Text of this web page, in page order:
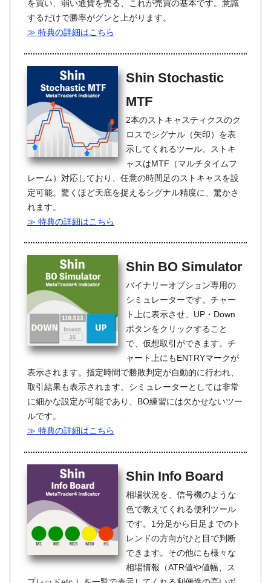
を買い、弱い通貨を売る、これが売買の基本です。意識
するだけで勝率がグンと上がります。
≫ 特典の詳細はこちら
Shin Stochastic
MTF
2本のストキャスティクスのク
ロスでシグナル（矢印）を表
示してくれるツール。ストキ
ャスはMTF（マルチタイムフ
レーム）対応しており、任意の時間足のストキャスを設
定可能。驚くほど天底を捉えるシグナル精度に、驚かさ
れます。
≫ 特典の詳細はこちら
Shin BO Simulator
バイナリーオプション専用の
シミュレーターです。チャー
ト上に表示させ、UP・Down
ボタンをクリックすること
で、仮想取引ができます。チ
ャート上にもENTRYマークが
表示されます。指定時間で勝敗判定が自動的に行われ、
取引結果も表示されます。シミュレーターとしては非常
に細かな設定が可能であり、BO練習には欠かせないツー
ルです。
≫ 特典の詳細はこちら
Shin Info Board
相場状況を、信号機のような
色で教えてくれる便利ツール
です。1分足から日足までのト
レンドの方向がひと目で判断
できます。その他にも様々な
相場情報（ATR値や値幅、ス